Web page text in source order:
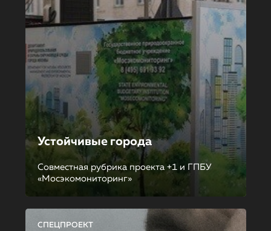
Устойчивые города
Совместная рубрика проекта +1 и ГПБУ
«Мосэкомониторинг»
СПЕЦПРОЕКТ